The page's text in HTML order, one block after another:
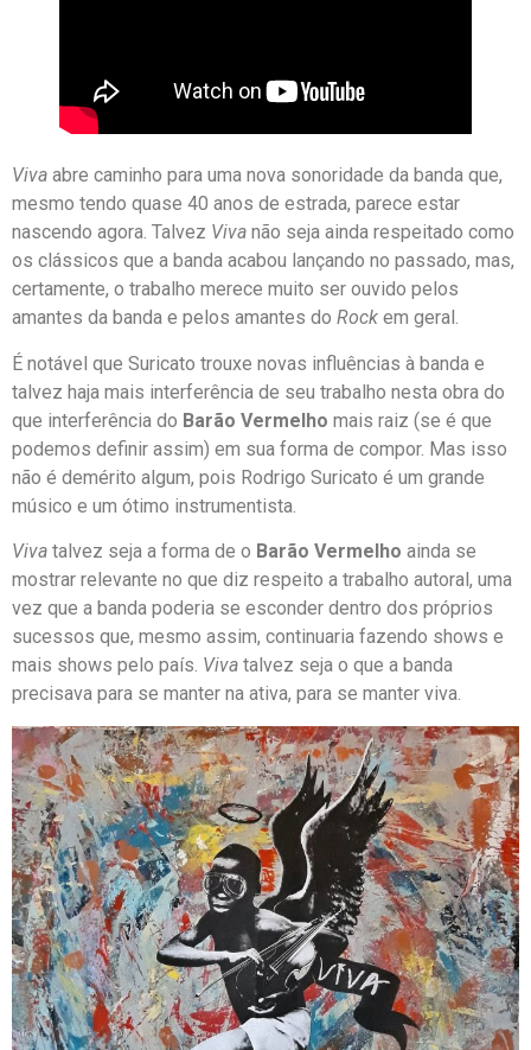
Viva abre caminho para uma nova sonoridade da banda que,
mesmo tendo quase 40 anos de estrada, parece estar
nascendo agora. Talvez Viva não seja ainda respeitado como
os clássicos que a banda acabou lançando no passado, mas,
certamente, o trabalho merece muito ser ouvido pelos
amantes da banda e pelos amantes do Rock em geral.
É notável que Suricato trouxe novas influências à banda e
talvez haja mais interferência de seu trabalho nesta obra do
que interferência do Barão Vermelho mais raiz (se é que
podemos definir assim) em sua forma de compor. Mas isso
não é demérito algum, pois Rodrigo Suricato é um grande
músico e um ótimo instrumentista.
Viva talvez seja a forma de o Barão Vermelho ainda se
mostrar relevante no que diz respeito a trabalho autoral, uma
vez que a banda poderia se esconder dentro dos próprios
sucessos que, mesmo assim, continuaria fazendo shows e
mais shows pelo país. Viva talvez seja o que a banda
precisava para se manter na ativa, para se manter viva.